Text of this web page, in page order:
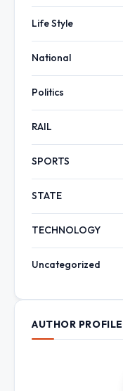
Life Style
National
Politics
RAIL
SPORTS
STATE
TECHNOLOGY
Uncategorized
AUTHOR PROFILE